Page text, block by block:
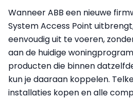
Wanneer ABB een nieuwe
System Access Point
eenvoudig uit te voeren,
aan de huidige
producten die binnen
kun je daaraan koppelen.
installaties kopen en alle